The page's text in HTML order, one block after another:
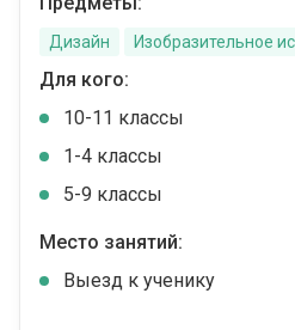
Дизайн Изобразительное
Для кого:
10-11 классы
1-4 классы
5-9 классы
Место занятий:
Выезд к ученику